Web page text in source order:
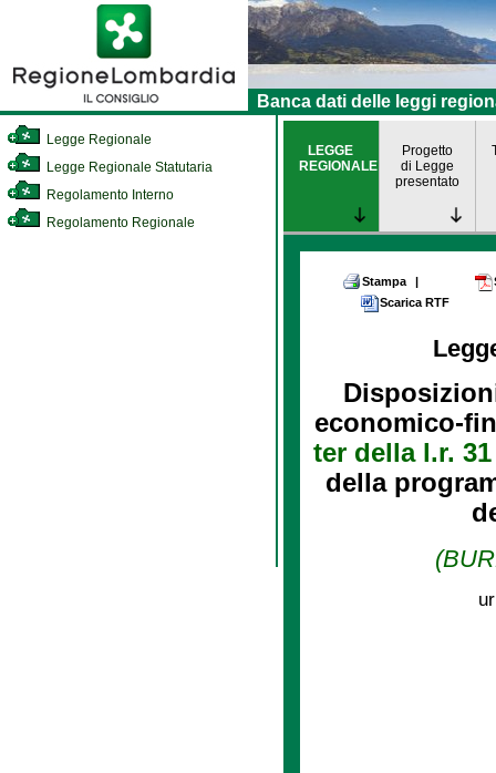
Banca dati delle leggi
Legge Regionale
Legge Regionale Statutaria
Regolamento Interno
Regolamento Regionale
LEGGE
REGIONALE
Progetto
di Legge
presentato
Stampa |
Scarica RTF
economico-
ter della l.r.
della